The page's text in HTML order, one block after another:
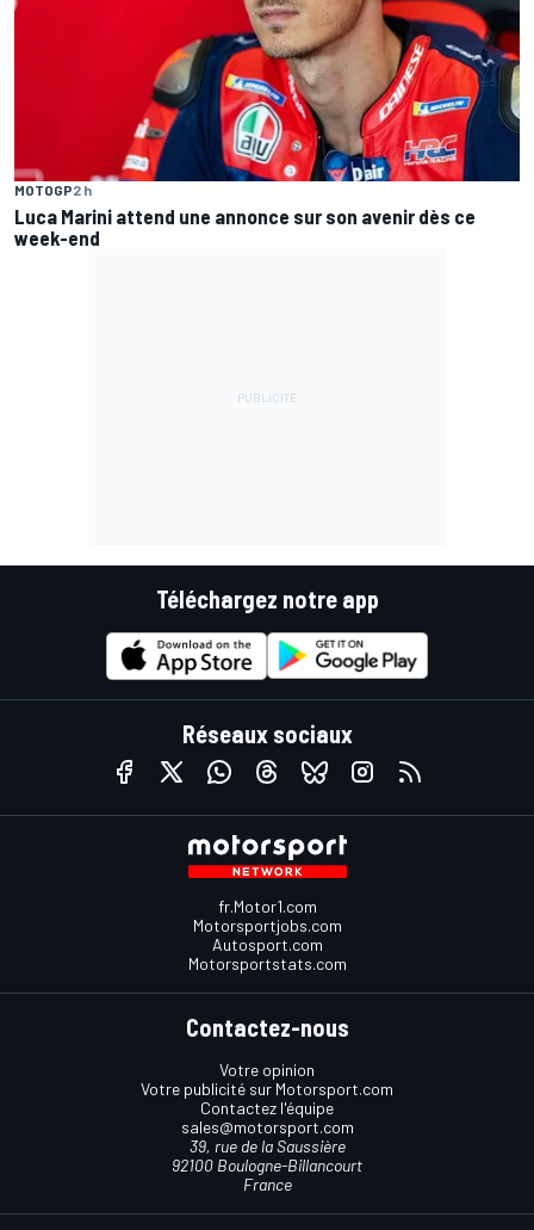
MOTOGP2 h
Luca Marini attend une annonce sur son avenir dès ce
week-end
Téléchargez notre app
Réseaux sociaux
fr.Motor1.com
Motorsportjobs.com
Autosport.com
Motorsportstats.com
Contactez-nous
Votre opinion
Votre publicité sur Motorsport.com
Contactez l'équipe
sales@motorsport.com
39, rue de la Saussière
92100 Boulogne-Billancourt
France